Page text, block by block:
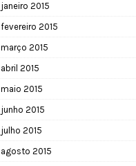
janeiro 2015
fevereiro 2015
março 2015
abril 2015
maio 2015
junho 2015
julho 2015
agosto 2015